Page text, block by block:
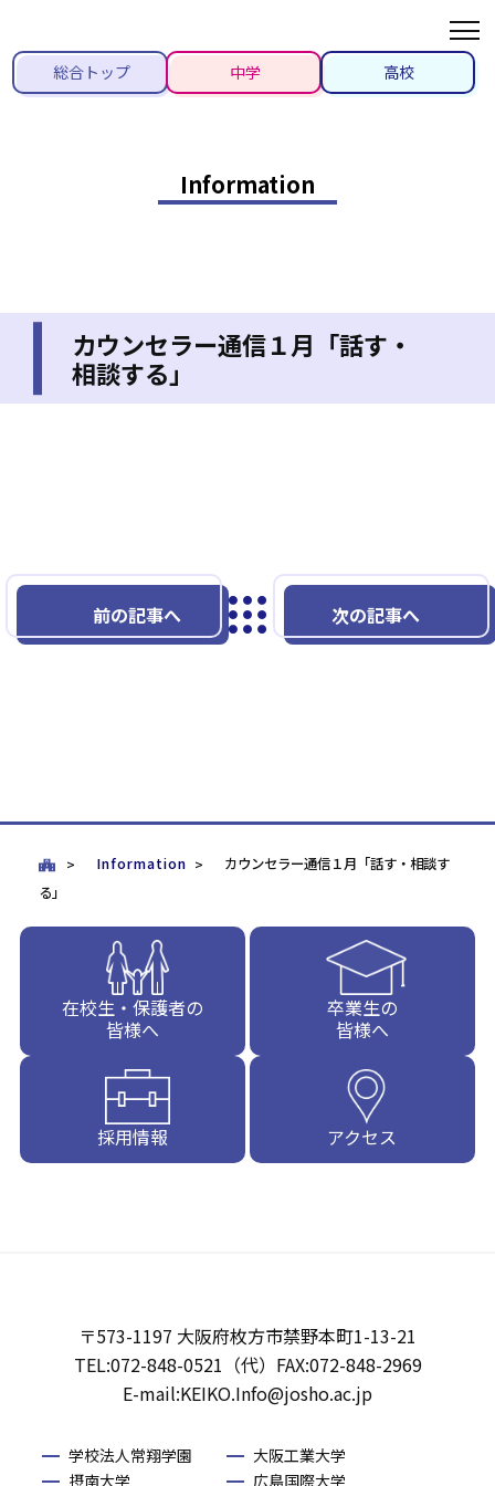
総合トップ 中学 高校
Information
カウンセラー通信１月「話す・
相談する」
前の記事へ 次の記事へ
Information
カウンセラー通信１月「話す・相談す
る」
在校生・保護者の
皆様へ
卒業生の
皆様へ
採用情報 アクセス
〒573-1197 大阪府枚方市禁野本町1-13-21
TEL:072-848-0521（代）FAX:072-848-2969
E-mail:KEIKO.Info@josho.ac.jp
学校法人常翔学園
大阪工業大学
摂南大学
広島国際大学